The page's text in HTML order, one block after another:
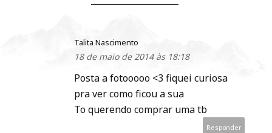
Talita Nascimento
18 de maio de 2014 às 18:18
Posta a fotooooo <3 fiquei curiosa
pra ver como ficou a sua
To querendo comprar uma tb
Responder